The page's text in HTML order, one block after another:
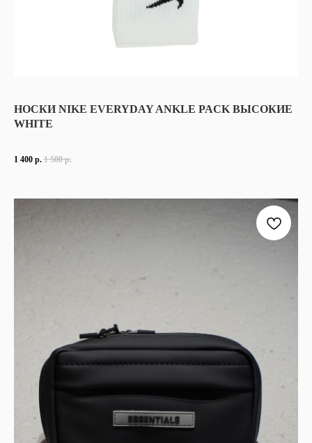
НОСКИ NIKE EVERYDAY ANKLE PACK ВЫСОКИЕ
WHITE
1 400 р. 1 500 р.